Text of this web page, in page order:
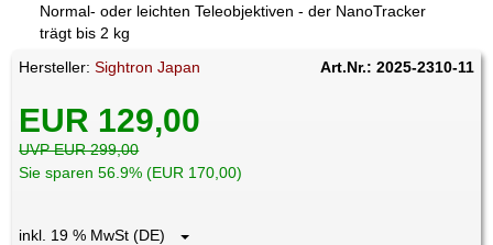
Normal- oder leichten Teleobjektiven - der NanoTracker
trägt bis 2 kg
Hersteller:Sightron Japan Art.Nr.: 2025-2310-11
EUR 129,00
UVP EUR 299,00
Sie sparen 56.9% (EUR 170,00)
inkl. 19 % MwSt (DE)